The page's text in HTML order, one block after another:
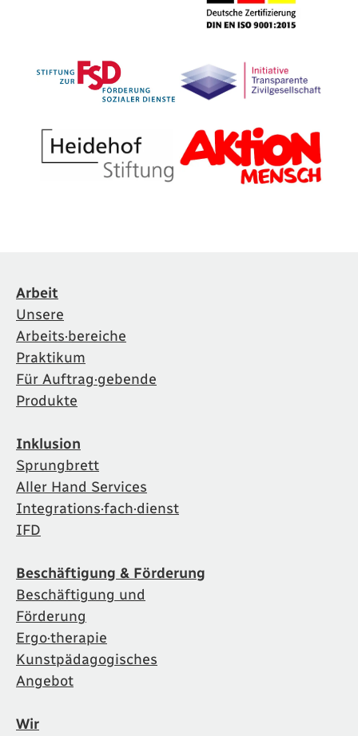
Arbeit
Unsere
Arbeits·bereiche
Praktikum
Für Auftrag·gebende
Produkte
Inklusion
Sprungbrett
Aller Hand Services
Integrations·fach·dienst
IFD
Beschäftigung & Förderung
Beschäftigung und
Förderung
Ergo·therapie
Kunstpädagogisches
Angebot
Wir